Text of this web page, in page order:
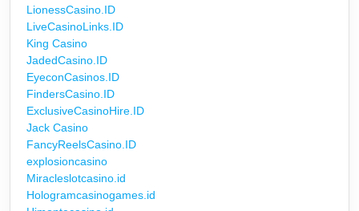
LionessCasino.ID
LiveCasinoLinks.ID
King Casino
JadedCasino.ID
EyeconCasinos.ID
FindersCasino.ID
ExclusiveCasinoHire.ID
Jack Casino
FancyReelsCasino.ID
explosioncasino
Miracleslotcasino.id
Hologramcasinogames.id